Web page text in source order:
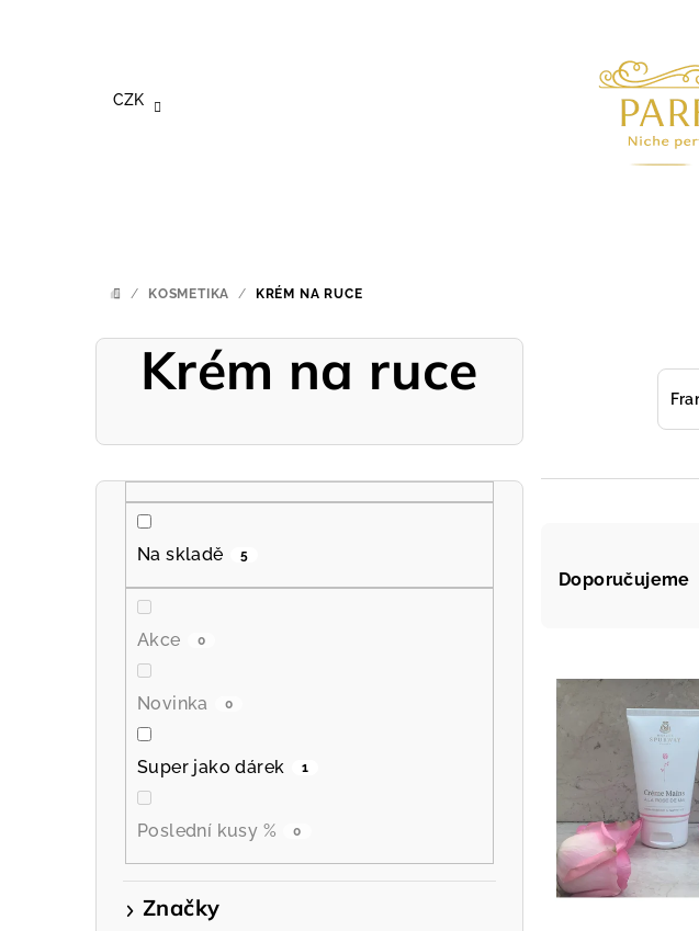
CZK
DOMŮ
/ KOSMETIKA / KRÉM NA RUCE
Krém na ruce
P
Na skladě 5
Akce 0
Novinka 0
Super jako dárek 1
Poslední kusy % 0
Značky
a
e
n
o
Doporučujeme
ý
s
p